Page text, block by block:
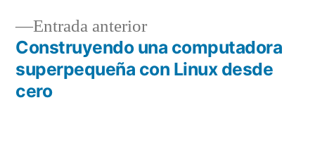
entradas
Entrada anteriorEntrada
anterior:
Construyendo una computadora
superpequeña con Linux desde
cero